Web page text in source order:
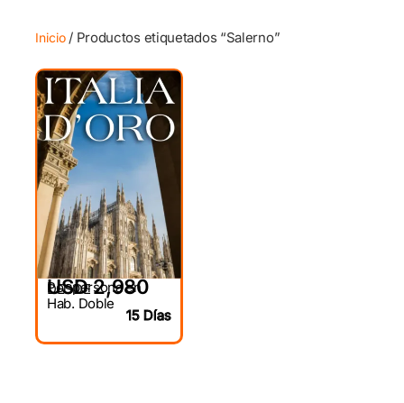
Inicio/ Productos etiquetados “Salerno”
DESDE
USD 2,980
Por persona en
Hab. Doble
15 Días